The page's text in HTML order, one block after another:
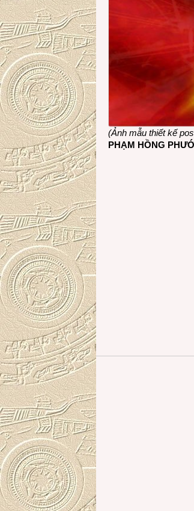
(Ảnh mẫu thiết kế
PHẠM HỒNG